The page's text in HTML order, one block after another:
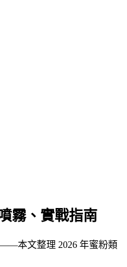
霧、實戰指南
本文整理 2026 年蜜粉類